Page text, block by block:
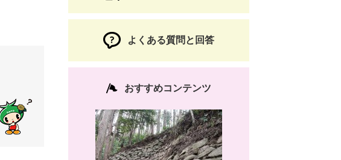
よくある質問と回答
おすすめコンテンツ